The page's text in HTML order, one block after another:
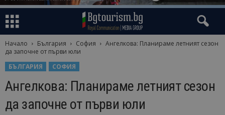
Начало България София
Ангелкова: Планираме летният сезон
да започне от първи юли
БЪЛГАРИЯ
СОФИЯ
Ангелкова: Планираме летният сезон
да започне от първи юли